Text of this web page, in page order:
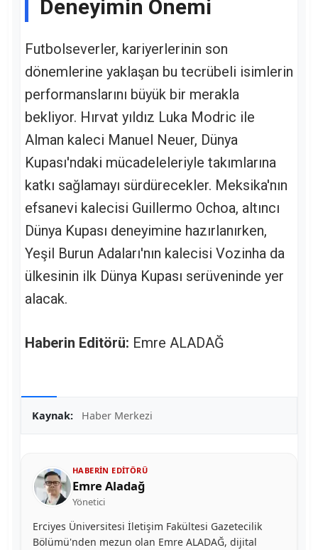
Deneyimin Önemi
Futbolseverler, kariyerlerinin son
dönemlerine yaklaşan bu tecrübeli isimlerin
performanslarını büyük bir merakla
bekliyor. Hırvat yıldız Luka Modric ile
Alman kaleci Manuel Neuer, Dünya
Kupası'ndaki mücadeleleriyle takımlarına
katkı sağlamayı sürdürecekler. Meksika'nın
efsanevi kalecisi Guillermo Ochoa, altıncı
Dünya Kupası deneyimine hazırlanırken,
Yeşil Burun Adaları'nın kalecisi Vozinha da
ülkesinin ilk Dünya Kupası serüveninde yer
alacak.
Haberin Editörü: Emre ALADAĞ
Kaynak: Haber Merkezi
HABERIN EDITÖRÜ
Emre Aladağ
Yönetici
Erciyes Üniversitesi İletişim Fakültesi Gazetecilik
Bölümü'nden mezun olan Emre ALADAĞ, dijital